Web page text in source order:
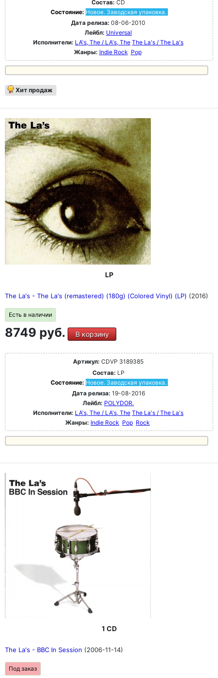
Состав: CD
Состояние: Новое. Заводская упаковка.
Дата релиза: 08-06-2010
Лейбл: Universal
Исполнители: LA's, The / LA's, The The La's / The La's
Жанры: Indie Rock Pop
Хит продаж
LP
The La's - The La's (remastered) (180g) (Colored Vinyl) (LP) (2016)
Есть в наличии
8749 руб. В корзину
Артикул: CDVP 3189385
Состав: LP
Состояние: Новое. Заводская упаковка.
Дата релиза: 19-08-2016
Лейбл: POLYDOR.
Исполнители: LA's, The / LA's, The The La's / The La's
Жанры: Indie Rock Pop Rock
1 CD
The La's - BBC In Session (2006-11-14)
Под заказ